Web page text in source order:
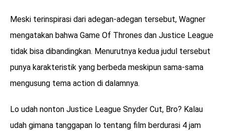
Meski terinspirasi dari adegan-adegan tersebut, Wagner
mengatakan bahwa Game Of Thrones dan Justice League
tidak bisa dibandingkan. Menurutnya kedua judul tersebut
punya karakteristik yang berbeda meskipun sama-sama
mengusung tema action di dalamnya.
Lo udah nonton Justice League Snyder Cut, Bro? Kalau
udah gimana tanggapan lo tentang film berdurasi 4 jam